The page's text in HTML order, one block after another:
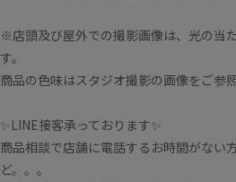
※店頭及び屋外での撮影画像は、光の当
す。
商品の色味はスタジオ撮影の画像をご参
✨LINE接客承っております✨
商品相談で店舗に電話するお時間がない
ど。。。